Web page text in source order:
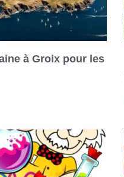
à Groix pour les